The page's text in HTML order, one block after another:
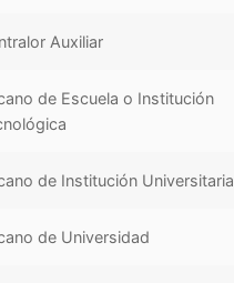
Auxiliar
de Escuela o Institución
de Institución Universitaria
de Universidad